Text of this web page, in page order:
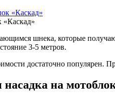
«Каскад»
шнека, которые
3-5 метров.
достаточно популярен.
насадка на